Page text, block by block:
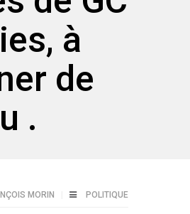
à
de
.
MORIN POLITIQUE